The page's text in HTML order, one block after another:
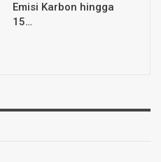
Emisi Karbon hingga
15…